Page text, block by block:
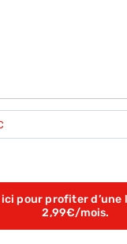
pour profiter
2,99€/mois.